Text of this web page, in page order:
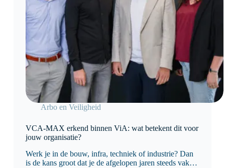
Arbo en Veiligheid
VCA-MAX erkend binnen ViA: wat betekent dit voor
jouw organisatie?
Werk je in de bouw, infra, techniek of industrie? Dan
is de kans groot dat je de afgelopen jaren steeds vaker